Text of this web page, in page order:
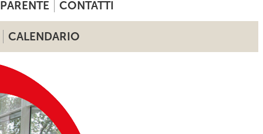
CONTATTI
CALENDARIO